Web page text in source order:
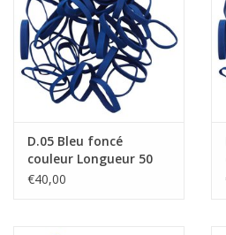
D.05 Bleu foncé
couleur Longueur 50
mm, Largeur 10 mm
€40,00